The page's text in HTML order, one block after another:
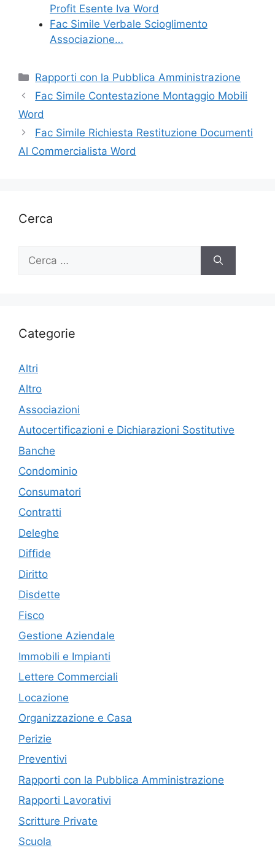
Profit Esente Iva Word
Fac Simile Verbale Scioglimento
Associazione…
Categorie
Rapporti con la Pubblica Amministrazione
Fac Simile Contestazione Montaggio Mobili
Word
Fac Simile Richiesta Restituzione Documenti
Al Commercialista Word
Cerca
per:
Categorie
Altri
Altro
Associazioni
Autocertificazioni e Dichiarazioni Sostitutive
Banche
Condominio
Consumatori
Contratti
Deleghe
Diffide
Diritto
Disdette
Fisco
Gestione Aziendale
Immobili e Impianti
Lettere Commerciali
Locazione
Organizzazione e Casa
Perizie
Preventivi
Rapporti con la Pubblica Amministrazione
Rapporti Lavorativi
Scritture Private
Scuola